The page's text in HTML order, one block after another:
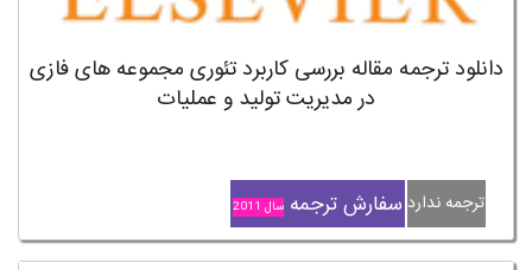
دانلود ترجمه مقاله بررسی کاربرد تئوری مجموعه های فازی
در مدیریت تولید و عملیات
ترجمه ندارد سفارش ترجمه سال 2011